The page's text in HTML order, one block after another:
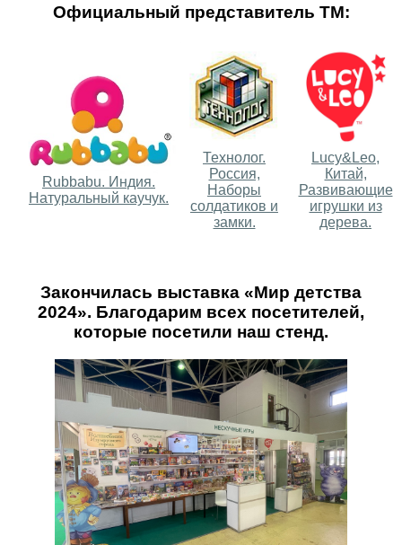
Официальный представитель ТМ:
Rubbabu. Индия.
Натуральный каучук.
Технолог.
Россия,
Наборы
солдатиков и
замки.
Lucy&Leo,
Китай,
Развивающие
игрушки из
дерева.
Закончилась выставка «Мир детства
2024». Благодарим всех посетителей,
которые посетили наш стенд.